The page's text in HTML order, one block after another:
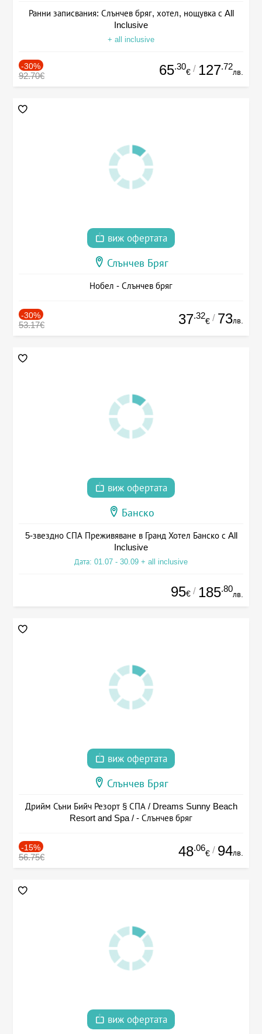
Ранни записвания: Слънчев бряг, хотел, нощувка с All
Inclusive
+ all inclusive
-30%
92.70€ 65.30
€ / 127.72
лв.
виж офертата
Слънчев Бряг
Нобел - Слънчев бряг
-30%
53.17€ 37.32
€ / 73лв.
виж офертата
Банско
5-звездно СПА Преживяване в Гранд Хотел Банско с All
Inclusive
Дата: 01.07 - 30.09 + all inclusive
95€ / 185.80
лв.
виж офертата
Слънчев Бряг
Дрийм Съни Бийч Резорт § СПА / Dreams Sunny Beach
Resort and Spa / - Слънчев бряг
-15%
56.75€ 48.06
€ / 94лв.
виж офертата